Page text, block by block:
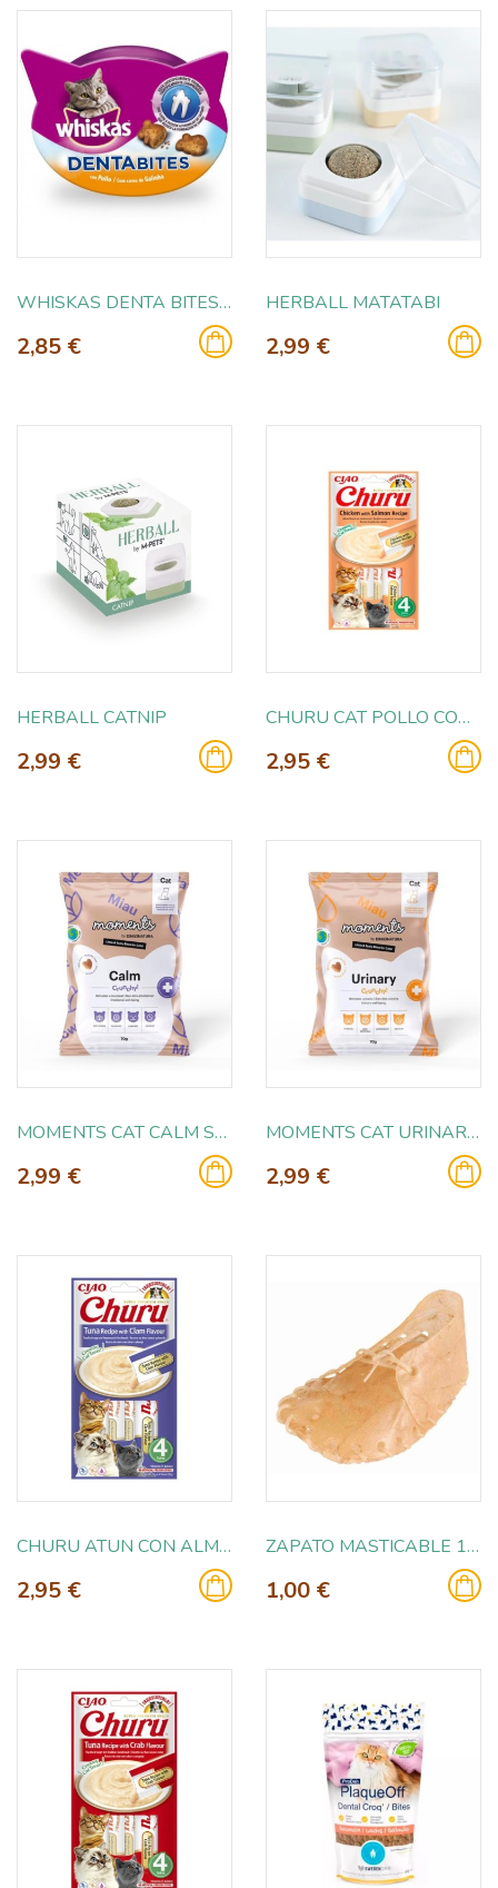
WHISKAS DENTA BITES 40GR
2,85 €
HERBALL MATATABI
2,99 €
HERBALL CATNIP
2,99 €
CHURU CAT POLLO CON SALMON 4X14GR
2,95 €
MOMENTS CAT CALM SNACK 70GR
2,99 €
MOMENTS CAT URINARY SNACK 70GR
2,99 €
CHURU ATUN CON ALMEJA 4X14GR
2,95 €
ZAPATO MASTICABLE 18GR
1,00 €